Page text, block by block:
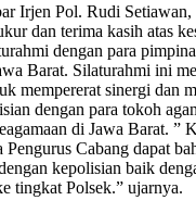
Irjen Pol. Rudi
dan terima kasih atas
dengan para
Barat. Silaturahmi ini
mempererat sinergi dan
dengan para tokoh
di Jawa Barat. ”
Pengurus Cabang dapat
kepolisian baik
tingkat Polsek.” ujarnya.